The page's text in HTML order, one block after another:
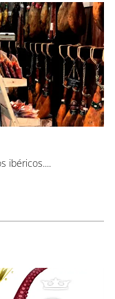
ibéricos....